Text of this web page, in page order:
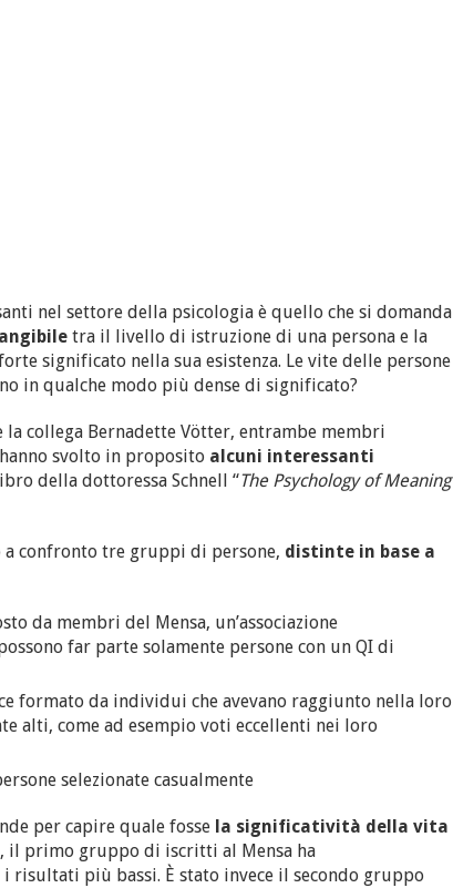
nel settore della psicologia è quello che si domanda
tra il livello di istruzione di una persona e la
significato nella sua esistenza. Le vite delle persone
in qualche modo più dense di significato?
la collega Bernadette Vötter, entrambe membri
svolto in proposito alcuni interessanti
della dottoressa Schnell “The Psychology of Meaning
a confronto tre gruppi di persone, distinte in base a
da membri del Mensa, un’associazione
far parte solamente persone con un QI di
formato da individui che avevano raggiunto nella loro
alti, come ad esempio voti eccellenti nei loro
selezionate casualmente
per capire quale fosse la significatività della vita
, il primo gruppo di iscritti al Mensa ha
risultati più bassi. È stato invece il secondo gruppo